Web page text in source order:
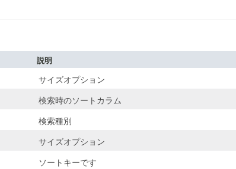
説明
サイズオプション
検索時のソートカラム
検索種別
サイズオプション
ソートキーです